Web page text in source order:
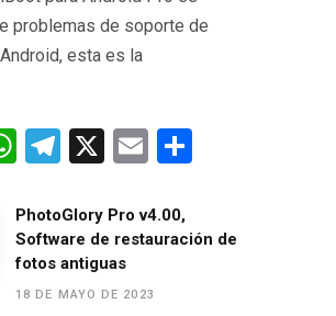
problemas de soporte de
esta es la
W
at
s
A
T
e
gr
a
X
E
ail
p
PhotoGlory Pro v4.00,
Software de restauración de
fotos antiguas
18 DE MAYO DE 2023